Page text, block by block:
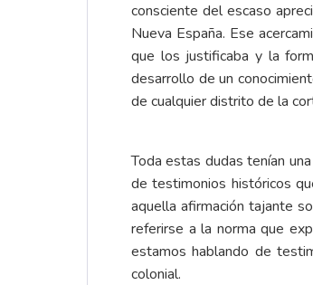
consciente del escaso
Nueva España. Ese
que los justificaba y la
desarrollo de un
de cualquier distrito de la
Toda estas dudas tenían
de testimonios históricos
aquella afirmación tajante
referirse a la norma que
estamos hablando de
colonial.